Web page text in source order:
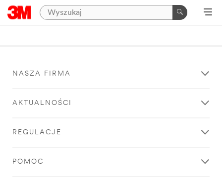
NASZA FIRMA
AKTUALNOŚCI
REGULACJE
POMOC